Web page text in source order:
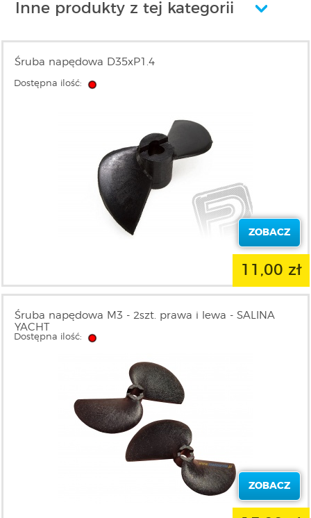
Inne produkty z tej kategorii
Śruba napędowa D35xP1.4
Dostępna ilość:
ZOBACZ
11,00 zł
Śruba napędowa M3 - 2szt. prawa i lewa - SALINA
YACHT
Dostępna ilość:
ZOBACZ